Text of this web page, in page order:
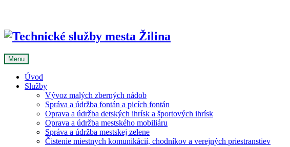
Menu
Úvod
Služby
Vývoz malých zberných nádob
Správa a údržba fontán a picích fontán
Oprava a údržba detských ihrísk a športových ihrísk
Oprava a údržba mestského mobiliáru
Správa a údržba mestskej zelene
Čistenie miestnych komunikácií, chodníkov a verejných priestranstiev